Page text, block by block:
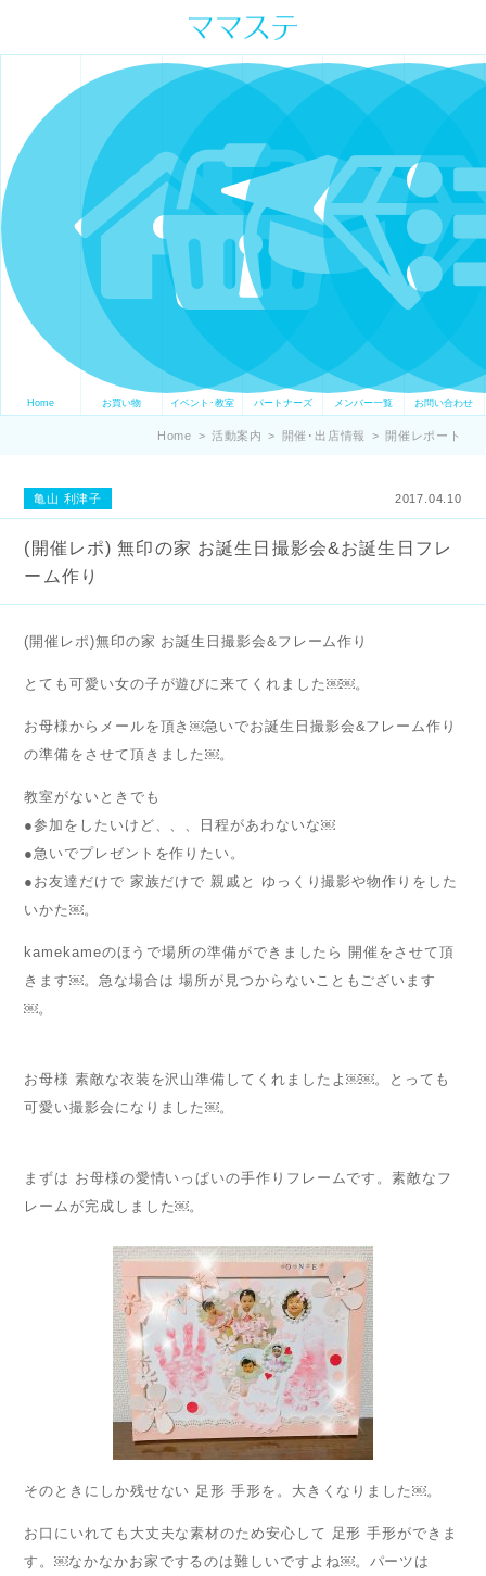
ママの才能発信します。 手づくり
表現ステージ ママステ スキル・セ
ンスを表現したいママが集まって
ます。
Home お買い物 イベント･教室 パートナーズ メンバー一覧 お問い合わせ
Home > 活動案内 > 開催･出店情報 > 開催レポート
亀山 利津子 2017.04.10
(開催レポ) 無印の家 お誕生日撮影会&お誕生日フレ
ーム作り
(開催レポ)無印の家 お誕生日撮影会&フレーム作り
とても可愛い女の子が遊びに来てくれました￼￼。
お母様からメールを頂き￼急いでお誕生日撮影会&フレーム作り
の準備をさせて頂きました￼。
教室がないときでも
●参加をしたいけど、、、日程があわないな￼
●急いでプレゼントを作りたい。
●お友達だけで 家族だけで 親戚と ゆっくり撮影や物作りをした
いかた￼。
kamekameのほうで場所の準備ができましたら 開催をさせて頂
きます￼。急な場合は 場所が見つからないこともございます
￼。
お母様 素敵な衣装を沢山準備してくれましたよ￼￼。とっても
可愛い撮影会になりました￼。
まずは お母様の愛情いっぱいの手作りフレームです。素敵なフ
レームが完成しました￼。
そのときにしか残せない 足形 手形を。大きくなりました￼。
お口にいれても大丈夫な素材のため安心して 足形 手形ができま
す。￼なかなかお家でするのは難しいですよね￼。パーツは